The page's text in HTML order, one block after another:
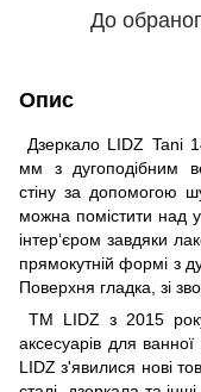
До
Опис
Дзеркало LIDZ Tani
мм з дугоподібним
стіну за допомогою
можна помістити над
інтер‘єром завдяки
прямокутній формі з
Поверхня гладка, зі
ТМ LIDZ з 2015 року
аксесуарів для
LIDZ з'явилися нові